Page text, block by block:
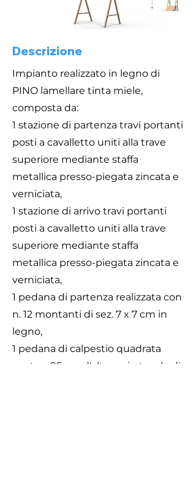
Descrizione
Impianto realizzato in legno di
PINO lamellare tinta miele,
composta da:
1 stazione di partenza travi portanti
posti a cavalletto uniti alla trave
superiore mediante staffa
metallica presso-piegata zincata e
verniciata,
1 stazione di arrivo travi portanti
posti a cavalletto uniti alla trave
superiore mediante staffa
metallica presso-piegata zincata e
verniciata,
1 pedana di partenza realizzata con
n. 12 montanti di sez. 7 x 7 cm in
legno,
1 pedana di calpestio quadrata
posta a 95 cm d'altezza in tavole di